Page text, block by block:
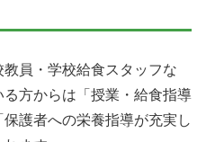
員・学校給食スタッフな
方からは「授業・給食指導
護者への栄養指導が充実し